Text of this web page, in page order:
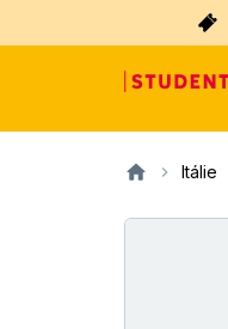
Itálie